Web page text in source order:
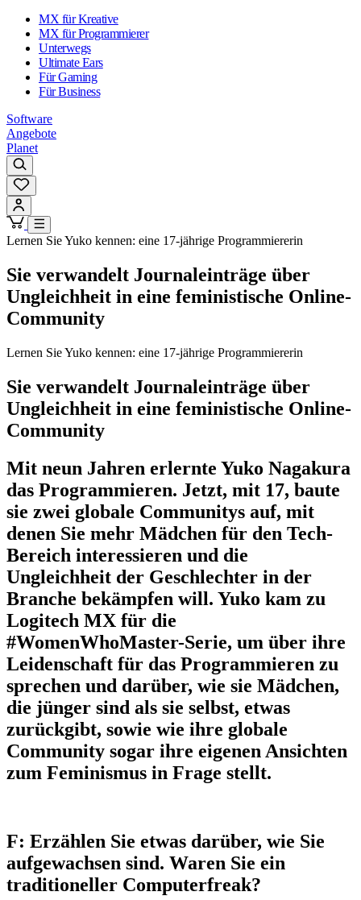
MX für Kreative
MX für Programmierer
Unterwegs
Ultimate Ears
Für Gaming
Für Business
Software
Angebote
Planet
Lernen Sie Yuko kennen: eine 17-jährige Programmiererin
Sie verwandelt Journaleinträge über
Ungleichheit in eine feministische Online-
Community
Lernen Sie Yuko kennen: eine 17-jährige Programmiererin
Sie verwandelt Journaleinträge über
Ungleichheit in eine feministische Online-
Community
Mit neun Jahren erlernte Yuko Nagakura
das Programmieren. Jetzt, mit 17, baute
sie zwei globale Communitys auf, mit
denen Sie mehr Mädchen für den Tech-
Bereich interessieren und die
Ungleichheit der Geschlechter in der
Branche bekämpfen will. Yuko kam zu
Logitech MX für die
#WomenWhoMaster-Serie, um über ihre
Leidenschaft für das Programmieren zu
sprechen und darüber, wie sie Mädchen,
die jünger sind als sie selbst, etwas
zurückgibt, sowie wie ihre globale
Community sogar ihre eigenen Ansichten
zum Feminismus in Frage stellt.
F: Erzählen Sie etwas darüber, wie Sie
aufgewachsen sind. Waren Sie ein
traditioneller Computerfreak?